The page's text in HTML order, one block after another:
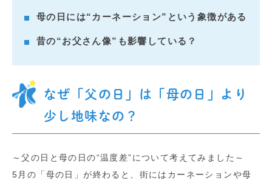
母の日には“カーネーション”という象徴がある
昔の“お父さん像”も影響している？
なぜ「父の日」は「母の日」より
少し地味なの？
～父の日と母の日の“温度差”について考えてみました～
5月の「母の日」が終わると、街にはカーネーションや母